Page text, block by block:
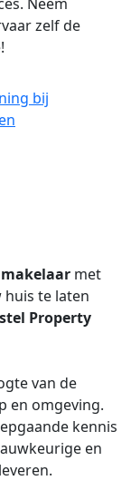
zelf de
bij
makelaar met
te laten
Property
van de
en omgeving.
kennis
en